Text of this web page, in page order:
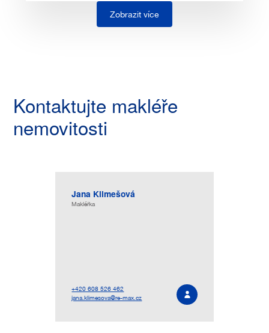
Zobrazit více
Kontaktujte makléře
nemovitosti
Jana Klimešová
Makléřka
+420 608 526 462
jana.klimesova@re-max.cz
Osobní profil